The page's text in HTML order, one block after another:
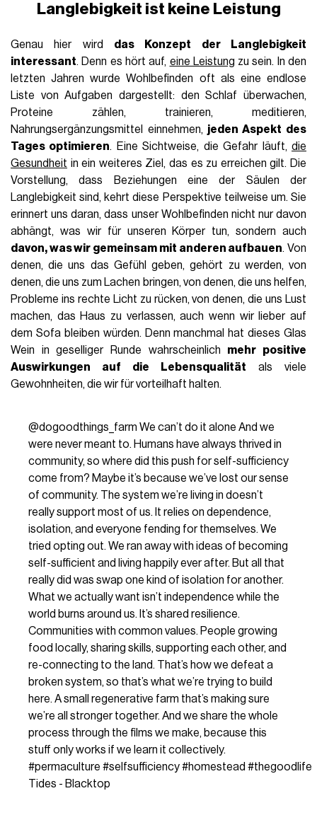
Langlebigkeit ist keine Leistung
Genau hier wird das Konzept der Langlebigkeit
interessant. Denn es hört auf, eine Leistung zu sein. In den
letzten Jahren wurde Wohlbefinden oft als eine endlose
Liste von Aufgaben dargestellt: den Schlaf überwachen,
Proteine zählen, trainieren, meditieren,
Nahrungsergänzungsmittel einnehmen, jeden Aspekt des
Tages optimieren. Eine Sichtweise, die Gefahr läuft, die
Gesundheit in ein weiteres Ziel, das es zu erreichen gilt. Die
Vorstellung, dass Beziehungen eine der Säulen der
Langlebigkeit sind, kehrt diese Perspektive teilweise um. Sie
erinnert uns daran, dass unser Wohlbefinden nicht nur davon
abhängt, was wir für unseren Körper tun, sondern auch
davon, was wir gemeinsam mit anderen aufbauen. Von
denen, die uns das Gefühl geben, gehört zu werden, von
denen, die uns zum Lachen bringen, von denen, die uns helfen,
Probleme ins rechte Licht zu rücken, von denen, die uns Lust
machen, das Haus zu verlassen, auch wenn wir lieber auf
dem Sofa bleiben würden. Denn manchmal hat dieses Glas
Wein in geselliger Runde wahrscheinlich mehr positive
Auswirkungen auf die Lebensqualität als viele
Gewohnheiten, die wir für vorteilhaft halten.
@dogoodthings_farm We can’t do it alone And we
were never meant to. Humans have always thrived in
community, so where did this push for self-sufficiency
come from? Maybe it’s because we’ve lost our sense
of community. The system we’re living in doesn’t
really support most of us. It relies on dependence,
isolation, and everyone fending for themselves. We
tried opting out. We ran away with ideas of becoming
self-sufficient and living happily ever after. But all that
really did was swap one kind of isolation for another.
What we actually want isn’t independence while the
world burns around us. It’s shared resilience.
Communities with common values. People growing
food locally, sharing skills, supporting each other, and
re-connecting to the land. That’s how we defeat a
broken system, so that’s what we’re trying to build
here. A small regenerative farm that’s making sure
we’re all stronger together. And we share the whole
process through the films we make, because this
stuff only works if we learn it collectively.
#permaculture #selfsufficiency#homestead #thegoodlife
Tides - Blacktop